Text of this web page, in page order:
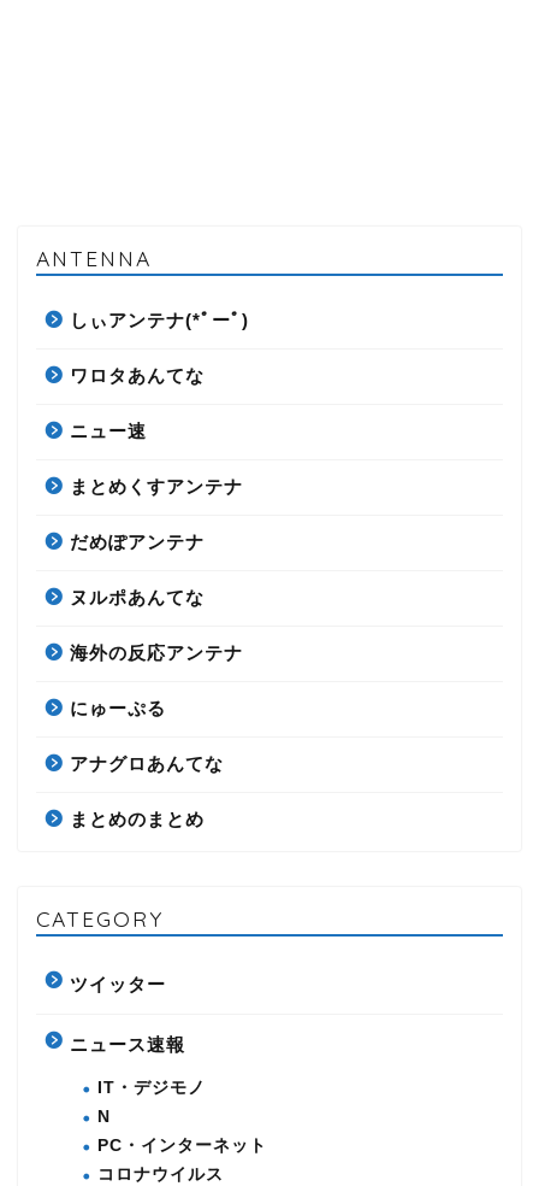
ANTENNA
しぃアンテナ(*ﾟーﾟ)
ワロタあんてな
ニュー速
まとめくすアンテナ
だめぽアンテナ
ヌルポあんてな
海外の反応アンテナ
にゅーぷる
アナグロあんてな
まとめのまとめ
CATEGORY
ツイッター
ニュース速報
IT・デジモノ
N
PC・インターネット
コロナウイルス